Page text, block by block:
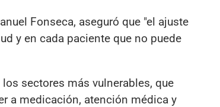
Fonseca, aseguró que "el ajuste
y en cada paciente que no puede
sectores más vulnerables, que
a medicación, atención médica y